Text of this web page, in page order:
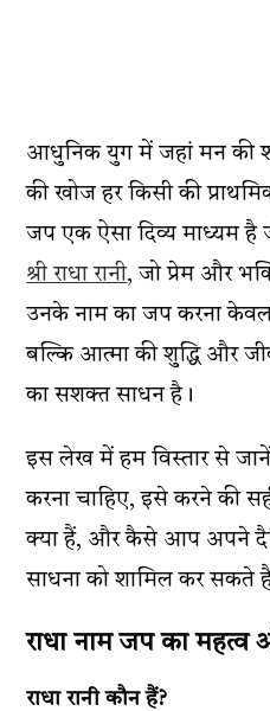
आधुनिक युग में जहां मन की
की खोज हर किसी की
जप एक ऐसा दिव्य माध्यम है
श्री राधा रानी, जो प्रेम और
उनके नाम का जप करना केवल
बल्कि आत्मा की शुद्धि और
का सशक्त साधन है।
इस लेख में हम विस्तार से
करना चाहिए, इसे करने की
क्या हैं, और कैसे आप अपने
साधना को शामिल कर सकते
राधा नाम जप का महत्व
राधा रानी कौन हैं?